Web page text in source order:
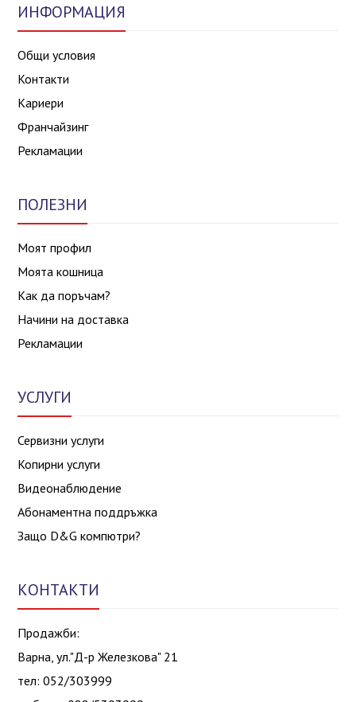
ИНФОРМАЦИЯ
Общи условия
Контакти
Кариери
Франчайзинг
Рекламации
ПОЛЕЗНИ
Моят профил
Моята кошница
Как да поръчам?
Начини на доставка
Рекламации
УСЛУГИ
Сервизни услуги
Копирни услуги
Видеонаблюдение
Абонаментна поддръжка
Защо D&G компютри?
КОНТАКТИ
Продажби:
Варна, ул."Д-р Железкова" 21
тел: 052/303999